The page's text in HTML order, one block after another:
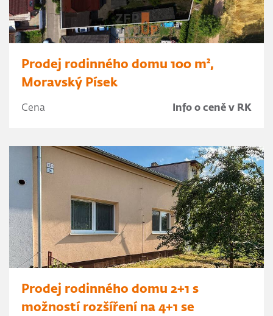
Prodej rodinného domu 100 m²,
Moravský Písek
Cena Info o ceně v RK
Prodej rodinného domu 2+1 s
možností rozšíření na 4+1 se